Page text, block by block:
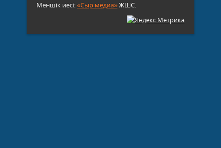
Меншік иесі:«Сыр медиа»ЖШС.